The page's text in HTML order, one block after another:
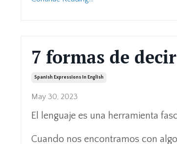
7 formas de
Spanish Expressions In English
May 30, 2023
El lenguaje es una herramienta
Cuando nos encontramos con